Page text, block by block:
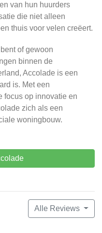
van hun huurders
die niet alleen
thuis voor velen creëert.
of gewoon
binnen de
Accolade is een
is. Met een
focus op innovatie en
zich als een
woningbouw.
Alle Reviews